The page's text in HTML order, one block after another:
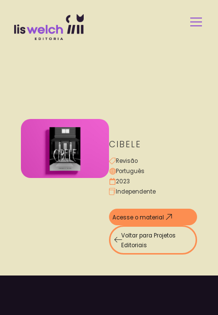
CIBELE
Revisão
Português
2023
Independente
Acesse o material
Voltar para Projetos
Editoriais